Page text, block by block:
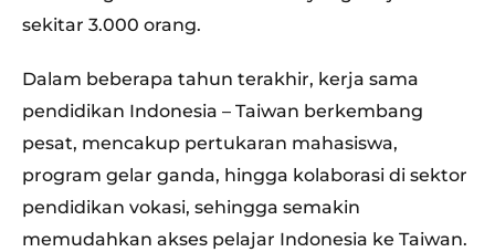
sekitar 3.000 orang.
Dalam beberapa tahun terakhir, kerja sama
pendidikan Indonesia – Taiwan berkembang
pesat, mencakup pertukaran mahasiswa,
program gelar ganda, hingga kolaborasi di sektor
pendidikan vokasi, sehingga semakin
memudahkan akses pelajar Indonesia ke Taiwan.